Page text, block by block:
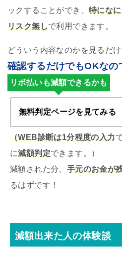
ックすることができ、 特にな
リスク無しで利用できます。
どういう内容なのかを見るだけ
確認するだけでもOKなの
リボ払いも減額できるかも
無料判定ページを見てみる
（WEB診断は1分程度の入力
に減額判定できます。）
減額された分、 手元のお金が
るはずです！
減額出来た人の体験談